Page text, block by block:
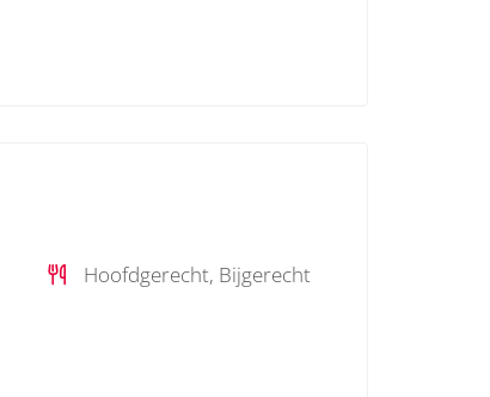
Hoofdgerecht, Bijgerecht